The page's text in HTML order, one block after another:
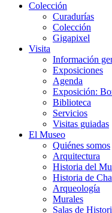
Colección
Curadurías
Colección
Gigapixel
Visita
Información
Exposiciones
Agenda
Exposición:
Biblioteca
Servicios
Visitas guiadas
El Museo
Quiénes somos
Arquitectura
Historia del
Historia de
Arqueología
Murales
Salas de